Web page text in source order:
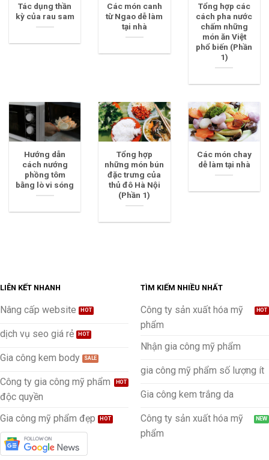
Tác dụng thần
kỳ của rau sam
Các món canh
từ Ngao dễ làm
tại nhà
Tổng hợp các
cách pha nước
chấm những
món ăn Việt
phổ biến (Phần
1)
Hướng dẫn
cách nướng
phồng tôm
bằng lò vi sóng
Tổng hợp
những món bún
đặc trưng của
thủ đô Hà Nội
(Phần 1)
Các món chay
dễ làm tại nhà
LIÊN KẾT NHANH
Nâng cấp website
dịch vụ seo giá rẻ
Gia công kem body
Công ty gia công mỹ phẩm
độc quyền
Gia công mỹ phẩm đẹp
TÌM KIẾM NHIỀU NHẤT
Công ty sản xuất hóa mỹ
phẩm
Nhận gia công mỹ phẩm
gia công mỹ phẩm số lượng ít
Gia công kem trắng da
Công ty sản xuất hóa mỹ
phẩm